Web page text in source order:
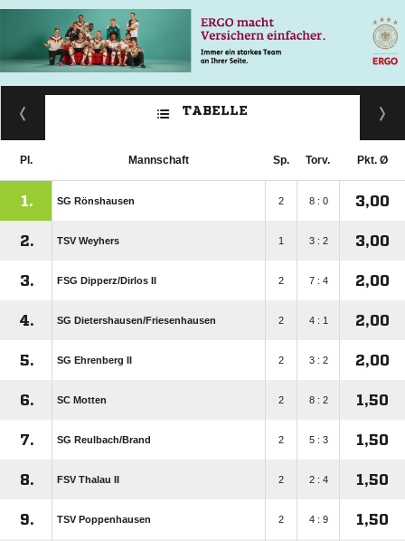
TABELLE
Pl. Mannschaft Sp. Torv. Pkt. Ø
1. SG Rönshausen 2 8 : 0 3,00
2. TSV Weyhers 1 3 : 2 3,00
3. FSG Dipperz/​Dirlos II 2 7 : 4 2,00
4. SG Dietershausen/​Friesenhausen 2 4 : 1 2,00
5. SG Ehrenberg II 2 3 : 2 2,00
6. SC Motten 2 8 : 2 1,50
7. SG Reulbach/​Brand 2 5 : 3 1,50
8. FSV Thalau II 2 2 : 4 1,50
9. TSV Poppenhausen 2 4 : 9 1,50